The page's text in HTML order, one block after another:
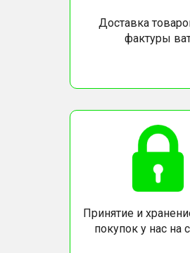
Доставка
фактуры
Принятие и
покупок у нас на